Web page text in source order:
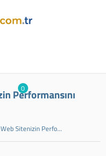
0
Performansını
Sitenizin Perfo...